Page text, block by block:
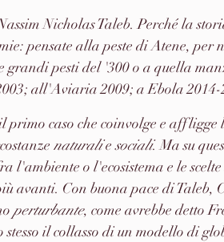
Nicholas Taleb. Perché la
pensate alla peste di Atene, per
grandi pesti del '300 o a quella
all'Aviaria 2009; a Ebola 2014-
primo caso che coinvolge e
naturali e sociali. Ma su
l'ambiente o l'ecosistema e le
avanti. Con buona pace di Taleb,
perturbante, come avrebbe detto
il collasso di un modello di